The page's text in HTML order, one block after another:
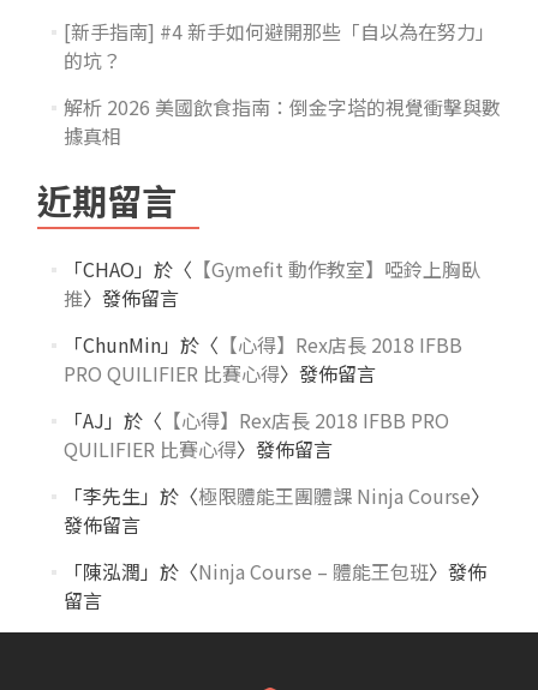
[新手指南] #4 新手如何避開那些「自以為在努力」
的坑？
解析 2026 美國飲食指南：倒金字塔的視覺衝擊與數
據真相
近期留言
「CHAO 」於〈 【Gymefit 動作教室】啞鈴上胸臥
推〉發佈留言
「ChunMin」於〈 【心得】Rex店長 2018 IFBB
PRO QUILIFIER 比賽心得〉發佈留言
「AJ 」於〈 【心得】Rex店長 2018 IFBB PRO
QUILIFIER 比賽心得〉發佈留言
「李先生」於〈極限體能王團體課 Ninja Course〉
發佈留言
「陳泓潤 」於〈Ninja Course – 體能王包班〉發佈
留言